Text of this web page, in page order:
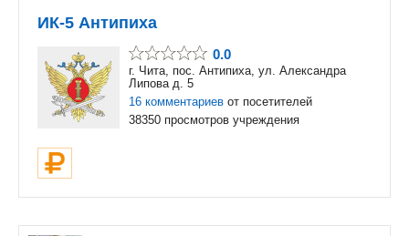
ИК-5 Антипиха
0.0
г. Чита, пос. Антипиха, ул. Александра
Липова д. 5
16 комментариев от посетителей
38350 просмотров учреждения